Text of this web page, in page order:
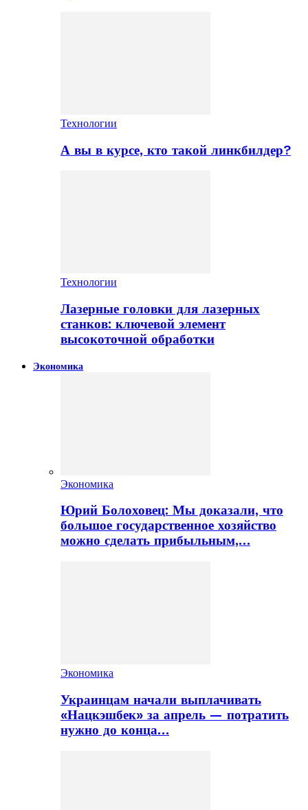
Технологии
А вы в курсе, кто такой линкбилдер?
Технологии
Лазерные головки для лазерных
станков: ключевой элемент
высокоточной обработки
Экономика
Экономика
Юрий Болоховец: Мы доказали, что
большое государственное хозяйство
можно сделать прибыльным,…
Экономика
Украинцам начали выплачивать
«Нацкэшбек» за апрель — потратить
нужно до конца…